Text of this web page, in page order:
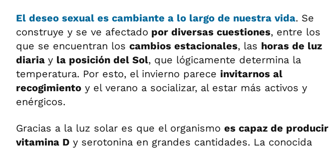
El deseo sexual es cambiante a lo largo de nuestra vida. Se
construye y se ve afectado por diversas cuestiones, entre los
que se encuentran los cambios estacionales, las horas de luz
diaria y la posición del Sol, que lógicamente determina la
temperatura. Por esto, el invierno parece invitarnos al
recogimiento y el verano a socializar, al estar más activos y
enérgicos.
Gracias a la luz solar es que el organismo es capaz de producir
vitamina D y serotonina en grandes cantidades. La conocida